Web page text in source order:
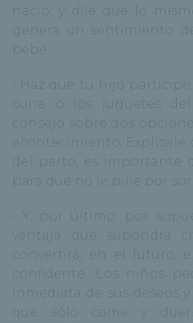
nació, y dile que lo
genera un sentimiento
bebé.
• Haz que tu hijo
cuna o los juguetes
consejo sobre dos
acontecimiento.
del parto, es
para que no le pille por
• Y, por último, por
ventaja que supondrá
convertirá, en el futuro,
confidente. Los niños
inmediata de sus deseos
que sólo come y